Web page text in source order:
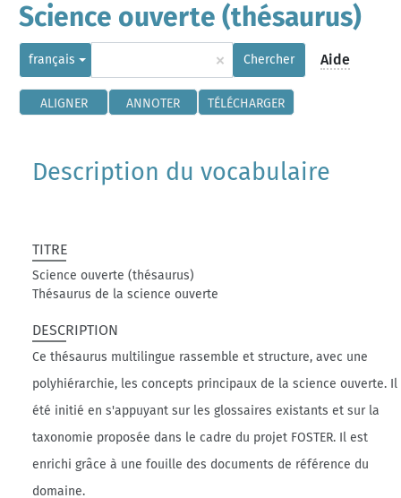
Science ouverte (thésaurus)
français × Chercher Aide
ALIGNER ANNOTER TÉLÉCHARGER
Description du vocabulaire
TITRE
Science ouverte (thésaurus)
Thésaurus de la science ouverte
DESCRIPTION
Ce thésaurus multilingue rassemble et structure, avec une
polyhiérarchie, les concepts principaux de la science ouverte. Il
été initié en s'appuyant sur les glossaires existants et sur la
taxonomie proposée dans le cadre du projet FOSTER. Il est
enrichi grâce à une fouille des documents de référence du
domaine.